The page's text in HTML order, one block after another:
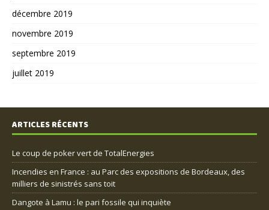
décembre 2019
novembre 2019
septembre 2019
juillet 2019
ARTICLES RÉCENTS
Le coup de poker vert de TotalEnergies
Incendies en France : au Parc des expositions de Bordeaux, des
milliers de sinistrés sans toit
Dangote à Lamu : le pari fossile qui inquiète